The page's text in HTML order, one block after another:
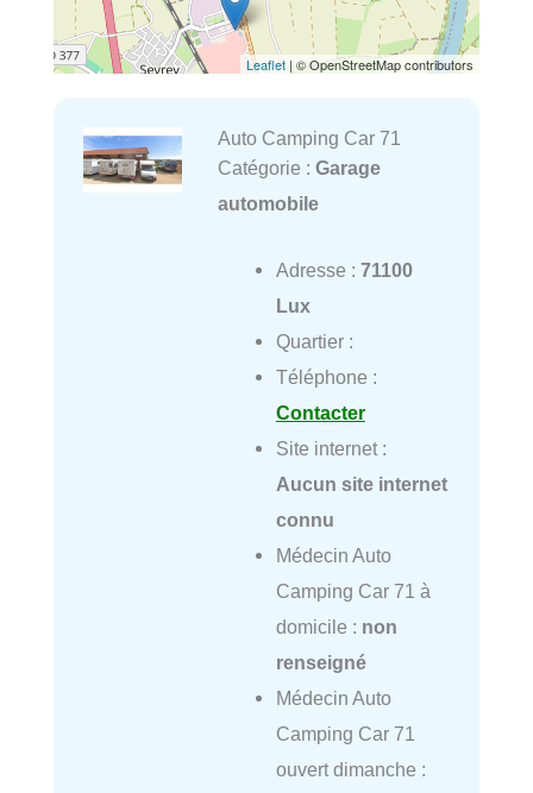
Leaflet | © OpenStreetMap contributors
Auto Camping Car 71
Catégorie : Garage
automobile
Adresse : 71100
Lux
Quartier :
Téléphone :
Contacter
Site internet :
Aucun site internet
connu
Médecin Auto
Camping Car 71 à
domicile : non
renseigné
Médecin Auto
Camping Car 71
ouvert dimanche :